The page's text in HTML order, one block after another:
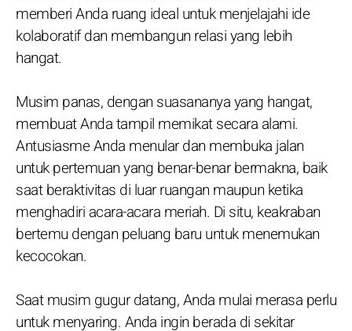
memberi Anda ruang ideal untuk menjelajahi ide
kolaboratif dan membangun relasi yang lebih
hangat.
Musim panas, dengan suasananya yang hangat,
membuat Anda tampil memikat secara alami.
Antusiasme Anda menular dan membuka jalan
untuk pertemuan yang benar-benar bermakna, baik
saat beraktivitas di luar ruangan maupun ketika
menghadiri acara-acara meriah. Di situ, keakraban
bertemu dengan peluang baru untuk menemukan
kecocokan.
Saat musim gugur datang, Anda mulai merasa perlu
untuk menyaring. Anda ingin berada di sekitar